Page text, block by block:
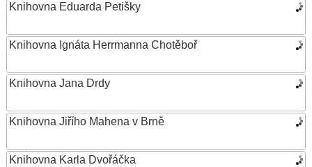
Knihovna Eduarda Petišky
Knihovna Ignáta Herrmanna Chotěboř
Knihovna Jana Drdy
Knihovna Jiřího Mahena v Brně
Knihovna Karla Dvořáčka